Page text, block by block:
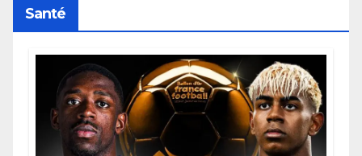
Santé